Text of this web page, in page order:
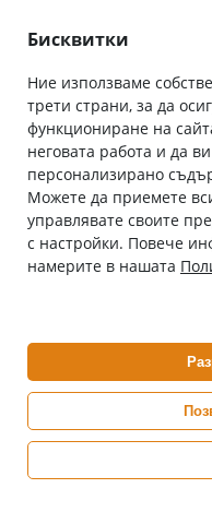
Общи условия
Абонирай се за нашия
С абонамента се съгласявам с
Онлайн аптека, част от
ePharm е
Бисквитки
Ние използваме
трети страни, за да
функциониране на
неговата работа и да
персонализирано
Можете да приемете
управлявате своите
с настройки. Повече
намерите в нашата